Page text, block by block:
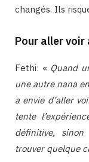
changés. Ils
Pour aller voir
Fethi: « Quand
une autre nana
a envie d’aller
tente
définitive,
trouver quelque